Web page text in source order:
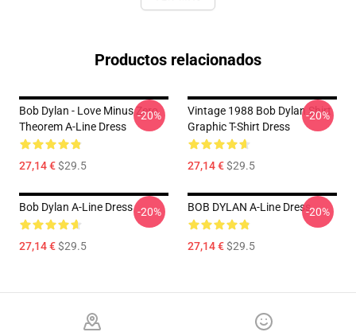
Productos relacionados
Bob Dylan - Love Minus Zero
Theorem A-Line Dress
27,14 €$29.5
-20%
Vintage 1988 Bob Dylan Shirt
Graphic T-Shirt Dress
27,14 €$29.5
-20%
Bob Dylan A-Line Dress
27,14 €$29.5
-20% BOB DYLAN A-Line Dress
27,14 €$29.5
-20%